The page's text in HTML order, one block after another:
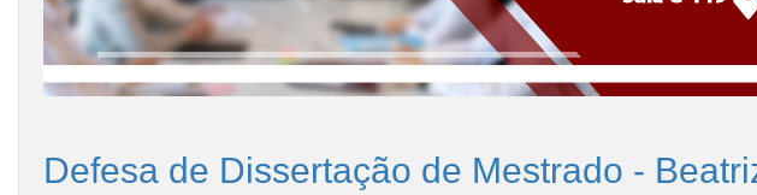
Defesa de Dissertação de Mestrado -